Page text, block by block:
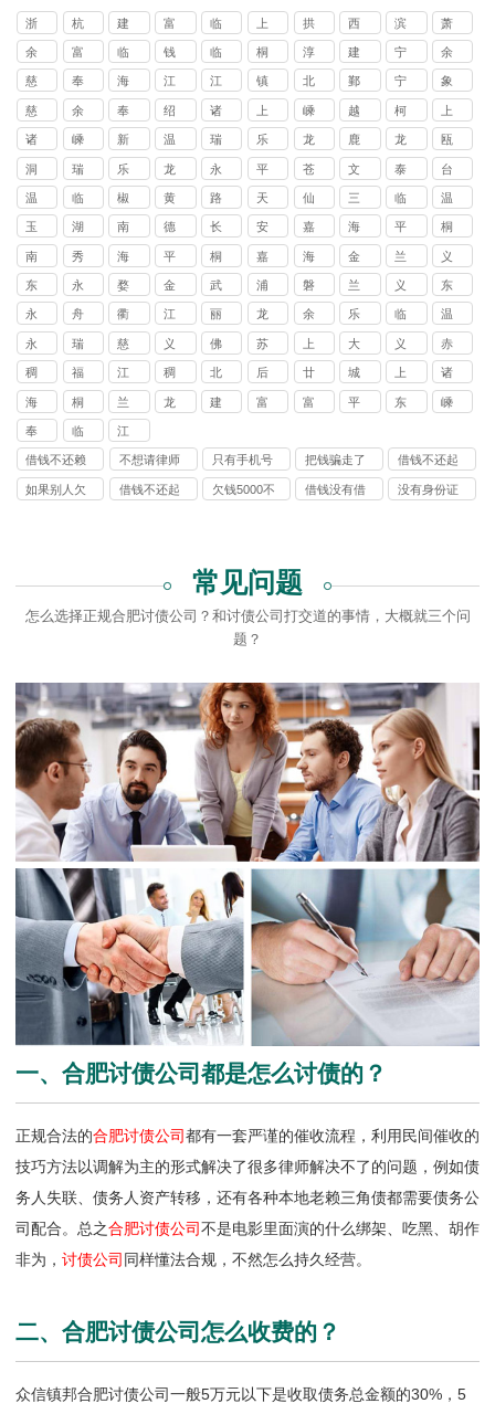
浙
江
杭
州
讨
债
公
司
建
德
富
阳
临
安
上
城
区
讨
债
公
司
拱
墅
区
讨
债
公
司
西
湖
区
讨
债
公
司
滨
江
区
讨
债
公
司
萧
山
区
讨
债
公
司
余
杭
区
讨
债
公
司
富
阳
区
讨
债
公
司
临
平
区
讨
债
公
司
钱
塘
区
讨
债
公
司
临
安
区
讨
债
公
司
桐
庐
县
讨
债
公
司
淳
安
县
讨
债
公
司
建
德
市
讨
债
公
司
宁
波
讨
债
公
司
余
姚
慈
溪
奉
化
海
曙
区
讨
债
公
司
江
东
区
讨
债
公
司
江
北
区
讨
债
公
司
镇
海
区
讨
债
公
司
北
仑
区
讨
债
公
司
鄞
州
区
讨
债
公
司
宁
海
县
讨
债
公
司
象
山
县
讨
债
公
司
慈
溪
市
讨
债
公
司
余
姚
市
讨
债
公
司
奉
化
市
讨
债
公
司
绍
兴
讨
债
公
司
诸
暨
讨
债
公
司
上
虞
嵊
州
越
城
区
讨
债
公
司
柯
桥
区
讨
债
公
司
上
虞
区
讨
债
公
司
诸
暨
市
讨
债
公
司
嵊
州
市
讨
债
公
司
新
昌
县
讨
债
公
司
温
州
讨
债
公
司
瑞
安
乐
清
龙
港
鹿
城
区
讨
债
公
司
龙
湾
区
讨
债
公
司
瓯
海
区
讨
债
公
司
洞
头
区
讨
债
公
司
瑞
安
市
讨
债
公
司
乐
清
市
讨
债
公
司
龙
港
市
讨
债
公
司
永
嘉
县
讨
债
公
司
平
阳
县
讨
债
公
司
苍
南
县
讨
债
公
司
文
成
县
讨
债
公
司
泰
顺
县
讨
债
公
司
台
州
讨
债
公
司
温
岭
临
海
‌椒
江
区
讨
债
公
司
黄
岩
区‌
讨
债
公
司
路
桥
区
讨
债
公
司
天
台
县
讨
债
公
司
仙
居
县
讨
债
公
司
三
门
县
讨
债
公
司
临
海
市
讨
债
公
司
温
岭
市
讨
债
公
司
玉
环
市
讨
债
公
司
湖
州
南
浔
区
讨
债
公
司
德
清
县
讨
债
公
司
长
兴
县
讨
债
公
司
安
吉
县
讨
债
公
司
嘉
兴
讨
债
公
司
海
宁
平
湖
桐
乡
南
湖
区
讨
债
公
司
秀
洲
区
讨
债
公
司
海
宁
市
讨
债
公
司
平
湖
市
讨
债
公
司
桐
乡
市
讨
债
公
司
嘉
善
县
讨
债
公
司
海
盐
县
讨
债
公
司
金
华
讨
债
公
司
兰
溪
义
乌
讨
债
公
司
东
阳
讨
债
公
司
永
康
讨
债
公
司
婺
城
区
讨
债
公
司
金
东
区
讨
债
公
武
义
县
讨
债
公
浦
江
县
讨
债
公
磐
安
县
讨
债
公
兰
溪
市
讨
债
公
义
乌
市
讨
债
公
东
阳
市
讨
债
公
永
康
市
讨
债
公
司
舟
山
衢
州
江
山
丽
水
龙
泉
余
姚
乐
清
临
海
温
岭
永
康
瑞
安
慈
溪
义
乌
讨
债
司
佛
堂
镇
讨
公
司
苏
溪
镇
讨
公
司
上
溪
镇
讨
公
司
大
陈
镇
讨
公
司
义
亭
镇
讨
公
司
赤
岸
镇
讨
公
司
稠
城
街
道
讨
债
福
田
街
道
讨
债
江
东
街
道
讨
债
稠
江
讨
债
北
苑
讨
债
后
宅
讨
债
廿
三
道
讨
城
西
讨
债
上
虞
诸
暨
海
宁
桐
乡
兰
溪
龙
建
富
富
平
东
嵊
奉
化
临
安
江
山
借钱不还赖
账怎么办
不想请律师
可以自己去
只有手机号
能起诉别人
把钱骗走了
拉黑了怎么
借钱不还起
诉该打什么
如果别人欠
借钱不还起
欠钱5000不
借钱没有借
没有身份证
常见问题
怎么选择正规合肥讨债公司？和讨债公司打交道的事情，大概就三个问
题？
一、合肥讨债公司都是怎么讨债的？
正规合法的合肥讨债公司都有一套严谨的催收流程，利用民间催收的
技巧方法以调解为主的形式解决了很多律师解决不了的问题，例如债
务人失联、债务人资产转移，还有各种本地老赖三角债都需要债务公
司配合。总之合肥讨债公司不是电影里面演的什么绑架、吃黑、胡作
非为， 讨债公司 同样懂法合规，不然怎么持久经营。
二、合肥讨债公司怎么收费的？
众信镇邦合肥讨债公司一般5万元以下是收取债务总金额的30%，5